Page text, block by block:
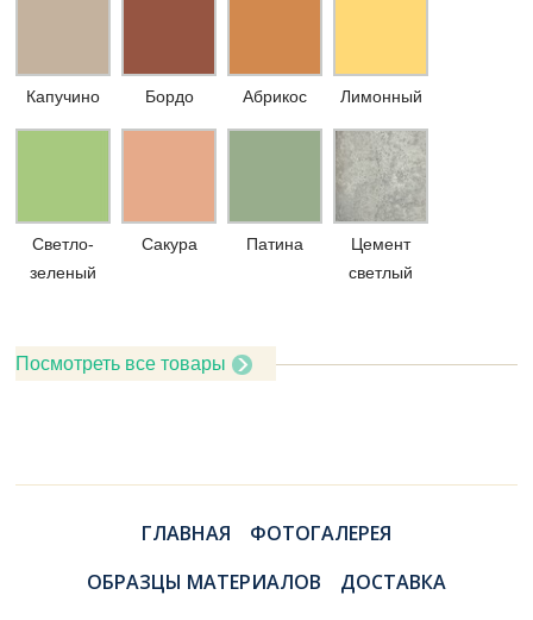
Капучино Бордо Абрикос Лимонный
Светло-
зеленый
Сакура Патина
Цемент
светлый
Посмотреть все товары
ГЛАВНАЯ
ФОТОГАЛЕРЕЯ
ОБРАЗЦЫ МАТЕРИАЛОВ
ДОСТАВКА